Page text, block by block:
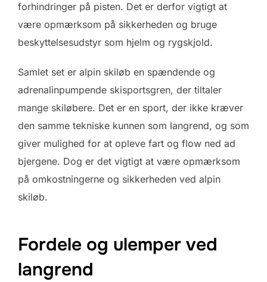
forhindringer på pisten. Det er derfor vigtigt at
være opmærksom på sikkerheden og bruge
beskyttelsesudstyr som hjelm og rygskjold.
Samlet set er alpin skiløb en spændende og
adrenalinpumpende skisportsgren, der tiltaler
mange skiløbere. Det er en sport, der ikke kræver
den samme tekniske kunnen som langrend, og som
giver mulighed for at opleve fart og flow ned ad
bjergene. Dog er det vigtigt at være opmærksom
på omkostningerne og sikkerheden ved alpin
skiløb.
Fordele og ulemper ved
langrend